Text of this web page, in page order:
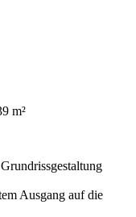
m²
Ausgang auf die